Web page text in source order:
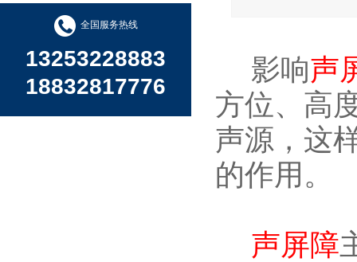
全国服务热线
13253228883
18832817776
影响声
方位、高
声源，这
的作用。
声屏障